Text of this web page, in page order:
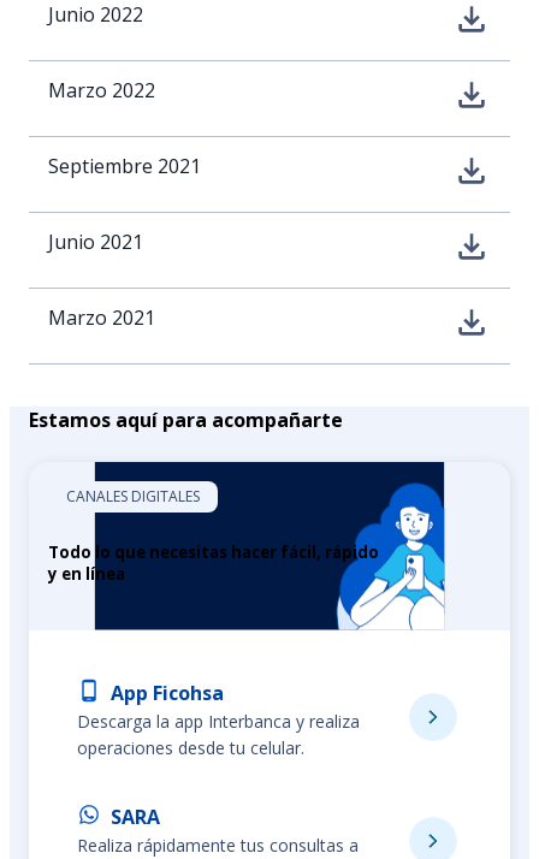
Junio 2022
Marzo 2022
Septiembre 2021
Junio 2021
Marzo 2021
Estamos aquí para acompañarte
CANALES DIGITALES
Todo lo que necesitas hacer fácil, rápido
y en línea
App Ficohsa
Descarga la app Interbanca y realiza
operaciones desde tu celular.
SARA
Realiza rápidamente tus consultas a